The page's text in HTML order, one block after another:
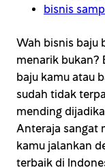
bisnis
Wah bisnis baju
menarik bukan?
baju kamu atau
sudah tidak
mending
Anteraja sangat
kamu jalankan
terbaik di